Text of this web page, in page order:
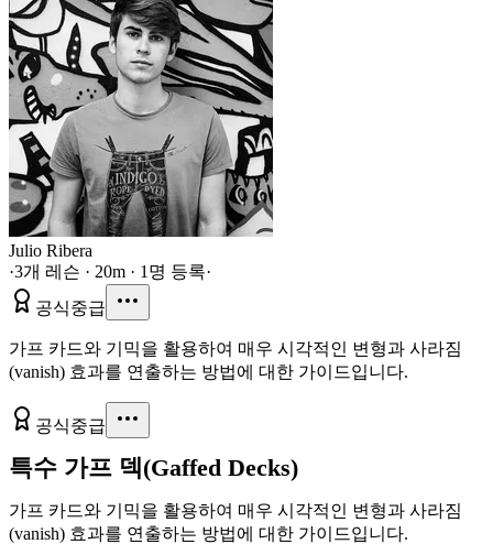
Julio Ribera
·3개 레슨 · 20m · 1명 등록·
공식중급
가프 카드와 기믹을 활용하여 매우 시각적인 변형과 사라짐
(vanish) 효과를 연출하는 방법에 대한 가이드입니다.
공식중급
특수 가프 덱(Gaffed Decks)
가프 카드와 기믹을 활용하여 매우 시각적인 변형과 사라짐
(vanish) 효과를 연출하는 방법에 대한 가이드입니다.